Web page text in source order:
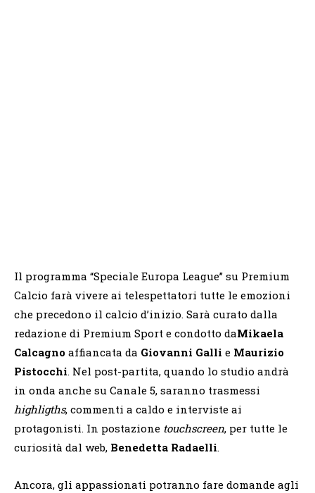
Il programma “Speciale Europa League” su Premium
Calcio farà vivere ai telespettatori tutte le emozioni
che precedono il calcio d’inizio. Sarà curato dalla
redazione di Premium Sport e condotto daMikaela
Calcagno affiancata da Giovanni Galli e Maurizio
Pistocchi. Nel post-partita, quando lo studio andrà
in onda anche su Canale 5, saranno trasmessi
highligths, commenti a caldo e interviste ai
protagonisti. In postazione touchscreen, per tutte le
curiosità dal web, Benedetta Radaelli.
Ancora, gli appassionati potranno fare domande agli